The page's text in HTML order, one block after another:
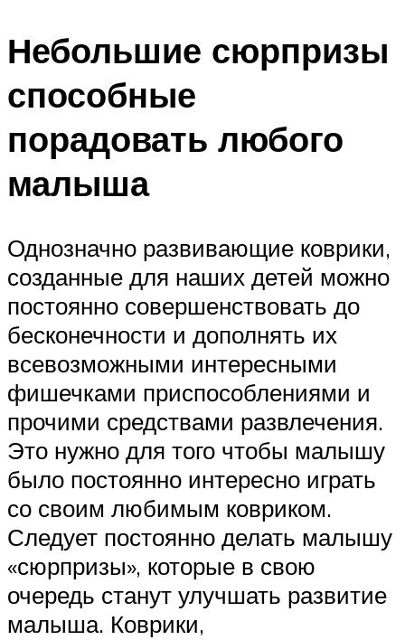
Небольшие сюрпризы
способные
порадовать любого
малыша
Однозначно развивающие коврики,
созданные для наших детей можно
постоянно совершенствовать до
бесконечности и дополнять их
всевозможными интересными
фишечками приспособлениями и
прочими средствами развлечения.
Это нужно для того чтобы малышу
было постоянно интересно играть
со своим любимым ковриком.
Следует постоянно делать малышу
«сюрпризы», которые в свою
очередь станут улучшать развитие
малыша. Коврики,